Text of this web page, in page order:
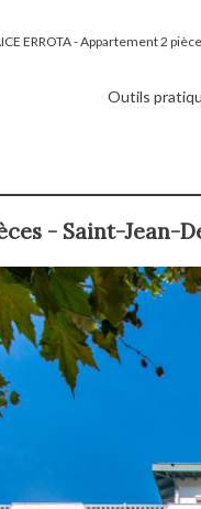
ERROTA - Appartement 2
Outils
- Saint-Jean-